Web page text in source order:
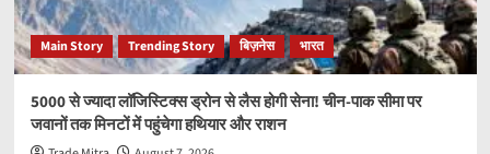
Main Story Trending Story बिज़नेस भारत
5000 से ज्यादा लॉजिस्टिक्स ड्रोन से लैस होगी सेना! चीन-पाक सीमा पर
जवानों तक मिनटों में पहुंचेगा हथियार और राशन